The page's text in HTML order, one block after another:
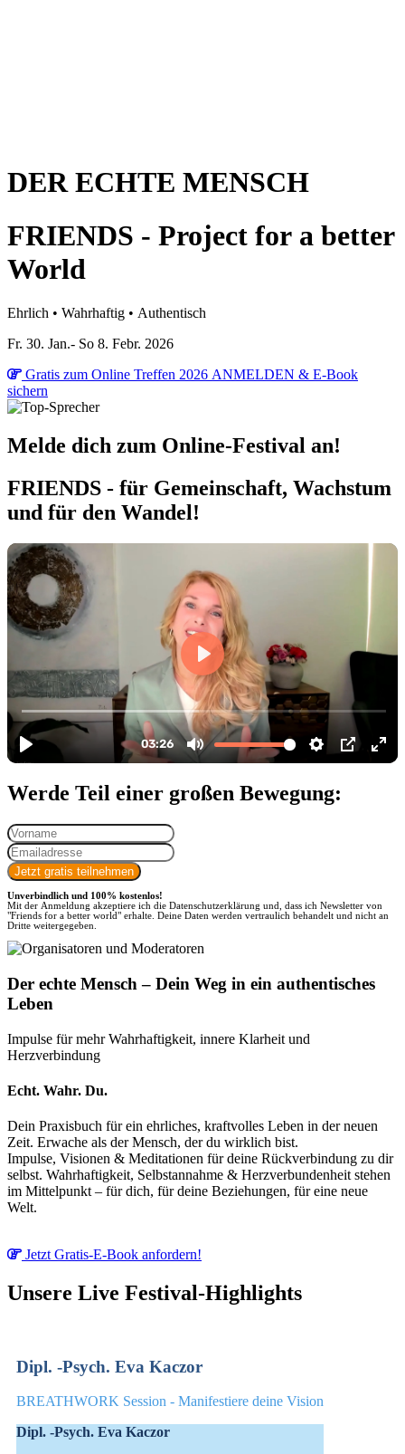
DER ECHTE MENSCH
FRIENDS - Project for a better
World
Ehrlich • Wahrhaftig • Authentisch
Fr. 30. Jan.- So 8. Febr. 2026
Gratis zum Online Treffen 2026​ ANMELDEN & E-Book
sichern
Melde dich zum Online-Festival an!
FRIENDS - für Gemeinschaft, Wachstum
und für den Wandel!
Werde Teil einer großen Bewegung:
Unverbindlich und 100% kostenlos!
Mit der Anmeldung akzeptiere ich die Datenschutzerklärung und, dass ich Newsletter von
"Friends for a better world" erhalte. Deine Daten werden vertraulich behandelt und nicht an
Dritte weitergegeben.
Der echte Mensch – Dein Weg in ein authentisches
Leben
Impulse für mehr Wahrhaftigkeit, innere Klarheit und
Herzverbindung
Echt. Wahr. Du.
Dein Praxisbuch für ein ehrliches, kraftvolles Leben in der neuen
Zeit. Erwache als der Mensch, der du wirklich bist.
Impulse, Visionen & Meditationen für deine Rückverbindung zu dir
selbst. Wahrhaftigkeit, Selbstannahme & Herzverbundenheit stehen
im Mittelpunkt – für dich, für deine Beziehungen, für eine neue
Welt.
Jetzt Gratis-E-Book anfordern!
Unsere Live Festival-Highlights
Dipl. -Psych. Eva Kaczor
BREATHWORK Session - Manifestiere deine Vision
Dipl. -Psych. Eva Kaczor